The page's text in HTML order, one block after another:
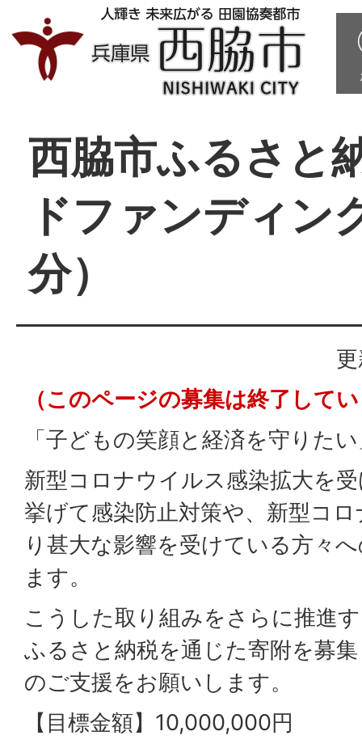
西脇市ふるさと
ドファンディン
分）
（このページの募集は終了して
「子どもの笑顔と経済を守りた
新型コロナウイルス感染拡大を
挙げて感染防止対策や、新型コ
り甚大な影響を受けている方々
ます。
こうした取り組みをさらに推進
ふるさと納税を通じた寄附を募
のご支援をお願いします。
【目標金額】10,000,000円